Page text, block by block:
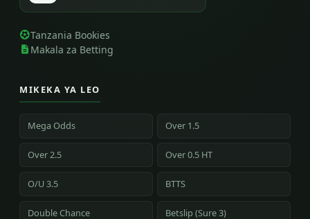
Tanzania Bookies
Makala za Betting
MIKEKA YA LEO
Mega Odds Over 1.5
Over 2.5 Over 0.5 HT
O/U 3.5 BTTS
Double Chance Betslip (Sure 3)